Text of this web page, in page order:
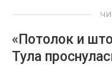
«Потолок и
Тула